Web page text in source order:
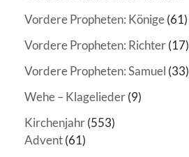
Vordere Propheten: Könige(61)
Vordere Propheten: Richter(17)
Vordere Propheten: Samuel (33)
Wehe – Klagelieder(9)
Kirchenjahr(553)
Advent(61)